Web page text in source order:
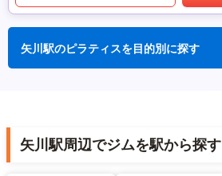
矢川駅のピラティスを目的別に探す
矢川駅周辺でジムを駅から探す